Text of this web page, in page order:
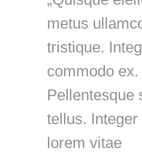
metus
tristique.
commodo ex.
Pellentesque
tellus.
lorem vitae